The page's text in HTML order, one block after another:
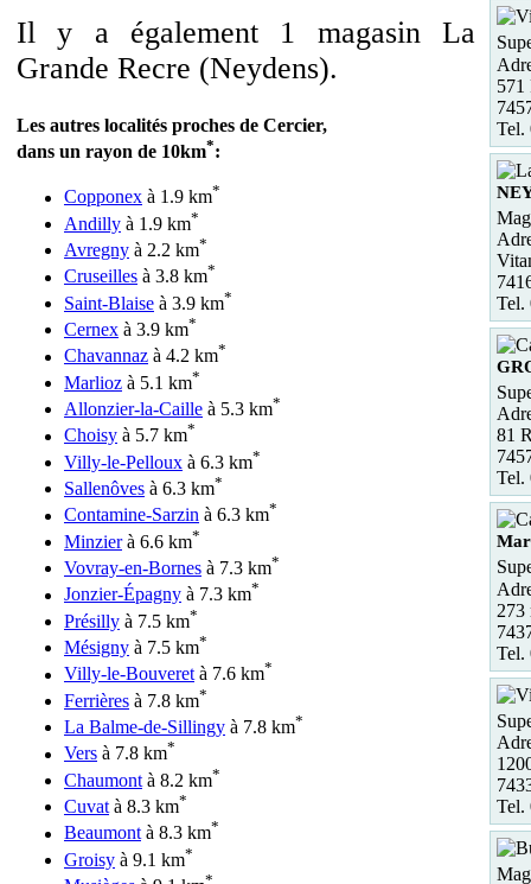
Il y a également 1 magasin La
Grande Recre (Neydens).
Les autres localités proches de Cercier,
dans un rayon de 10km*:
Copponex à 1.9 km*
Andilly à 1.9 km*
Avregny à 2.2 km*
Cruseilles à 3.8 km*
Saint-Blaise à 3.9 km*
Cernex à 3.9 km*
Chavannaz à 4.2 km*
Marlioz à 5.1 km*
Allonzier-la-Caille à 5.3 km*
Choisy à 5.7 km*
Villy-le-Pelloux à 6.3 km*
Sallenôves à 6.3 km*
Contamine-Sarzin à 6.3 km*
Minzierà 6.6 km*
Vovray-en-Bornes à 7.3 km*
Jonzier-Épagny à 7.3 km*
Présilly à 7.5 km*
Mésigny à 7.5 km*
Villy-le-Bouveretà 7.6 km*
Ferrières à 7.8 km*
La Balme-de-Sillingy à 7.8 km*
Vers à 7.8 km*
Chaumont à 8.2 km*
Cuvat à 8.3 km*
Beaumontà 8.3 km*
Groisy à 9.1 km*
*
571
Tel.
Tel.
81
Tel.
273
Tel.
Tel.